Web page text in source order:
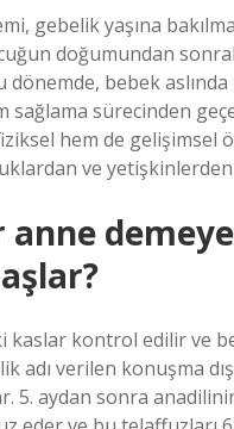
gebelik yaşına
doğumundan
dönemde, bebek
sağlama sürecinden
hem de gelişimsel
ve yetişkinlerden
anne
kaslar kontrol edilir ve
adı verilen konuşma
5. aydan sonra